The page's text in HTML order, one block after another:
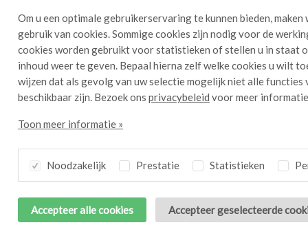
Om u een optimale gebruikerservaring te kunnen bieden,
gebruik van cookies. Sommige cookies zijn nodig voor de
cookies worden gebruikt voor statistieken of stellen u in staat
inhoud weer te geven. Bepaal hierna zelf welke cookies u wilt
wijzen dat als gevolg van uw selectie mogelijk niet alle functies
beschikbaar zijn. Bezoek ons privacybeleid voor meer
Toon meer informatie »
Noodzakelijk Prestatie Statistieken
Accepteer alle cookies Accepteer geselecteerde
Bresc Tomaten chutney 325g
Bresc Zongedroogde
tomatenpuree 450g
Ingrediënten
1,5 dl zonnebloemolie
20 g Bresc Strattu di pomodoro
100 g Bresc Tomaten chutney